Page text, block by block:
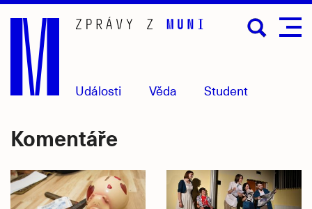
Přejít
hlavní
obsah
Události Věda Student
Komentáře